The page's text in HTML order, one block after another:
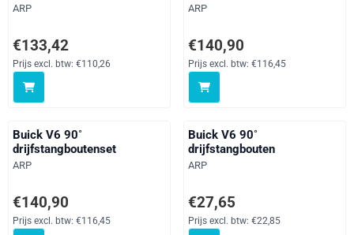
Merk:
ARP
Prijs: 133,42, exclusief btw: 110,26
€133,42
Prijs excl. btw: €110,26
Merk:
ARP
Prijs: 140,90, exclusief btw:
€140,90
Prijs excl. btw: €116,45
Buick V6 90˚
drijfstangboutenset
Merk:
ARP
Prijs: 140,90, exclusief btw: 116,45
€140,90
Prijs excl. btw: €116,45
Buick V6 90˚
drijfstangbouten
Merk:
ARP
Prijs: 27,65, exclusief btw: 22,85
€27,65
Prijs excl. btw: €22,85